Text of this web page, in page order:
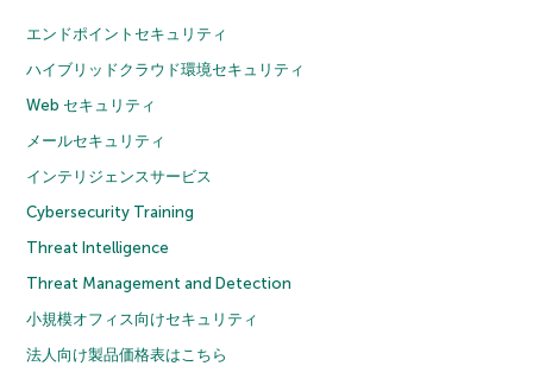
エンドポイントセキュリティ
ハイブリッドクラウド環境セキュリティ
Web セキュリティ
メールセキュリティ
インテリジェンスサービス
Cybersecurity Training
Threat Intelligence
Threat Management and Detection
小規模オフィス向けセキュリティ
法人向け製品価格表はこちら